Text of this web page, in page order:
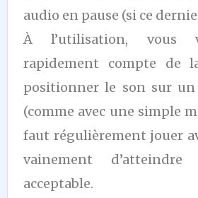
audio en pause (si ce
À l’utilisation, vous
rapidement compte de
positionner le son sur
(comme avec une simple
faut régulièrement jouer
vainement
acceptable.